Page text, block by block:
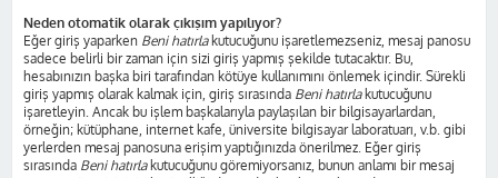
Neden otomatik olarak çıkışım yapılıyor?
Eğer giriş yaparken Beni hatırlakutucuğunu işaretlemezseniz, mesaj panosu
sadece belirli bir zaman için sizi giriş yapmış şekilde tutacaktır. Bu,
hesabınızın başka biri tarafından kötüye kullanımını önlemek içindir. Sürekli
giriş yapmış olarak kalmak için, giriş sırasında Beni hatırlakutucuğunu
işaretleyin. Ancak bu işlem başkalarıyla paylaşılan bir bilgisayarlardan,
örneğin; kütüphane, internet kafe, üniversite bilgisayar laboratuarı, v.b. gibi
yerlerden mesaj panosuna erişim yaptığınızda önerilmez. Eğer giriş
sırasında Beni hatırlakutucuğunu göremiyorsanız, bunun anlamı bir mesaj